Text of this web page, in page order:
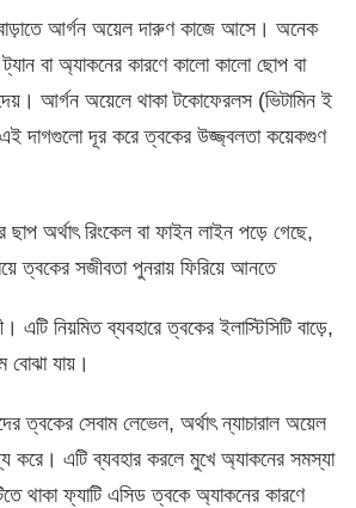
আর্গন অয়েল দারুণ কাজে আসে। অনেক
বা অ্যাকনের কারণে কালো কালো ছোপ বা
দেয়। আর্গন অয়েলে থাকা টকোফেরলস (ভিটামিন ই
দাগগুলো দূর করে ত্বকের উজ্জ্বলতা কয়েকগুণ
ছাপ অর্থাৎ রিংকেল বা ফাইন লাইন পড়ে গেছে,
ত্বকের সজীবতা পুনরায় ফিরিয়ে আনতে
এটি নিয়মিত ব্যবহারে ত্বকের ইলাস্টিসিটি বাড়ে,
বোঝা যায়।
ত্বকের সেবাম লেভেল, অর্থাৎ ন্যাচারাল অয়েল
করে। এটি ব্যবহার করলে মুখে অ্যাকনের সমস্যা
থাকা ফ্যাটি এসিড ত্বকে অ্যাকনের কারণে